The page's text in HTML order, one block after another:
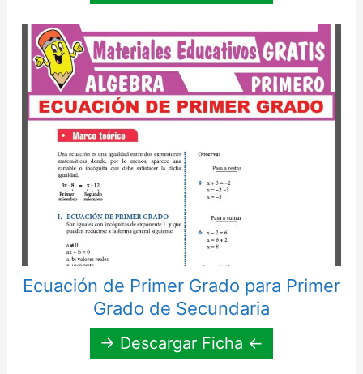
Ecuación de Primer Grado para Primer
Grado de Secundaria
→ Descargar Ficha ←